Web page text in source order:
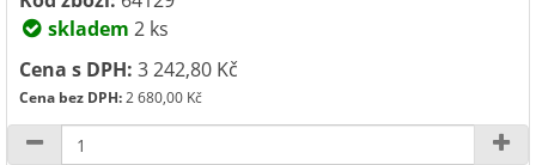
skladem 2 ks
Cena s DPH: 3 242,80 Kč
Cena bez DPH:2 680,00 Kč